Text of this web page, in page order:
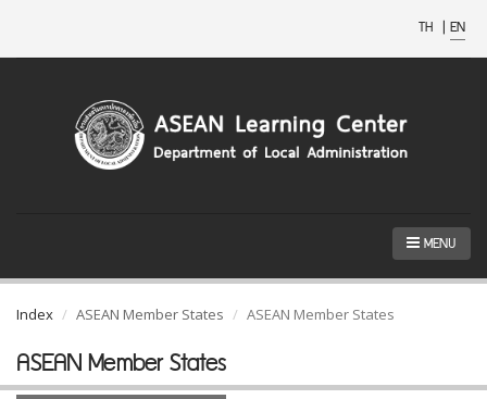
TH | EN
MENU
Index ASEAN Member States ASEAN Member States
ASEAN Member States